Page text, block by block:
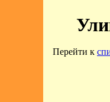
Перейти к